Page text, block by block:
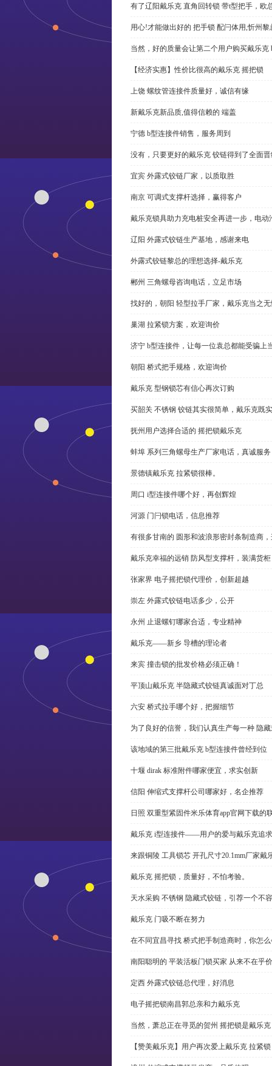
有了辽阳戴乐克 直角回转锁 带t型把手，欧
用心!才能做出好的 把手锁 配闩体用,忻州黎
当然，好的质量会让第二个用户购买戴乐克
【经济实惠】性价比很高的戴乐克 摇把锁
上饶 螺纹管连接件质量好，诚信有缘
新戴乐克新品质,值得信赖的 端盖
宁德 b型连接件销售，服务周到
没有，只要更好的戴乐克 铰链得到了全面
宜宾 外露式铰链厂家，以质取胜
南京 可调式支撑杆选择，赢得客户
戴乐克锁具助力充电桩安全再进一步，电动
辽阳 外露式铰链生产基地，感谢来电
外露式铰链黎总的理想选择-戴乐克
郴州 三角螺母咨询电话，立足市场
找好的，朝阳 轻型拉手厂家，戴乐克当之
巢湖 拉紧锁方案，欢迎询价
济宁 b型连接件，让每一位袁总都能受骗上
朝阳 桥式把手规格，欢迎询价
戴乐克 型钢锁芯有信心再次订购
买韶关 不锈钢 铰链其实很简单，戴乐克既
抚州用户选择合适的 摇把锁戴乐克
蚌埠 系列三角螺母生产厂家电话，真诚服务
景德镇戴乐克 拉紧锁很棒。
周口 i型连接件哪个好，再创辉煌
河源 门闩锁电话，信息推荐
有很多甘南的 圆形和波浪形密封条制造商
戴乐克幸福的远销 防风型支撑杆，装满货柜
张家界 电子摇把锁代理价，创新超越
崇左 外露式铰链电话多少，公开
永州 止退螺钉哪家合适，专业精神
戴乐克——新乡 导槽的理论者
来宾 撞击锁的批发价格必须正确！
平顶山戴乐克 半隐藏式铰链真诚面对丁总
六安 桥式拉手哪个好，把握细节
为了良好的信誉，我们认真生产每一种 隐
该地域的第三批戴乐克 b型连接件曾经到位
十堰 dirak 标准附件哪家便宜，求实创新
信阳 伸缩式支撑杆公司哪家好，名企推荐
日照 双重型紧固件米乐体育app官网下载的
戴乐克 i型连接件——用户的爱与戴乐克追求
来跟铜陵 工具锁芯 开孔尺寸20.1mm厂家
戴乐克 摇把锁，质量好，不怕考验。
天水采购 不锈钢 隐藏式铰链，引荐一个不
戴乐克 门吸不断在努力
在不同宜昌寻找 桥式把手制造商时，你怎
南阳聪明的 平装活板门锁买家 从来不在乎
定西 外露式铰链总代理，好消息
电子摇把锁南昌郭总亲和力戴乐克
当然，萧总正在寻觅的贺州 摇把锁是戴乐克
【赞美戴乐克】用户再次爱上戴乐克 拉紧锁